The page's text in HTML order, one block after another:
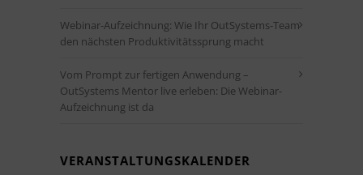
Webinar-Aufzeichnung: Wie Ihr OutSystems-Team
den nächsten Produktivitätssprung macht
Vom Prompt zur fertigen Anwendung –
OutSystems Mentor live erleben: Die Webinar-
Aufzeichnung ist da
VERANSTALTUNGSKALENDER